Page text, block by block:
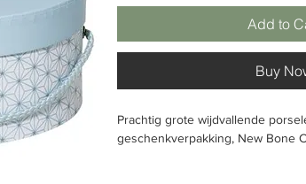
Add to
Buy
Prachtig grote wijdvallende
geschenkverpakking, New Bone